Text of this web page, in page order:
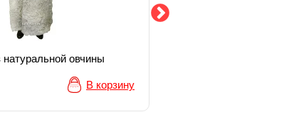
овчины
В корзину